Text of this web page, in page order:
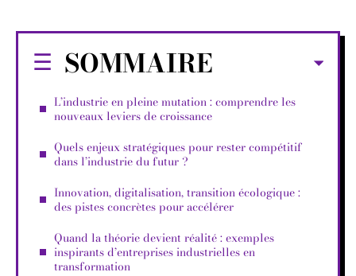
SOMMAIRE
L’industrie en pleine mutation : comprendre les
nouveaux leviers de croissance
Quels enjeux stratégiques pour rester compétitif
dans l’industrie du futur ?
Innovation, digitalisation, transition écologique :
des pistes concrètes pour accélérer
Quand la théorie devient réalité : exemples
inspirants d’entreprises industrielles en
transformation